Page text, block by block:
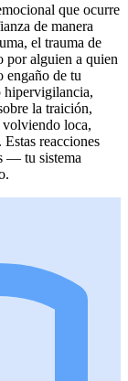
que ocurre
de manera
el trauma de
por alguien a quien
engaño de tu
hipervigilancia,
la traición,
volviendo loca,
reacciones
— tu sistema